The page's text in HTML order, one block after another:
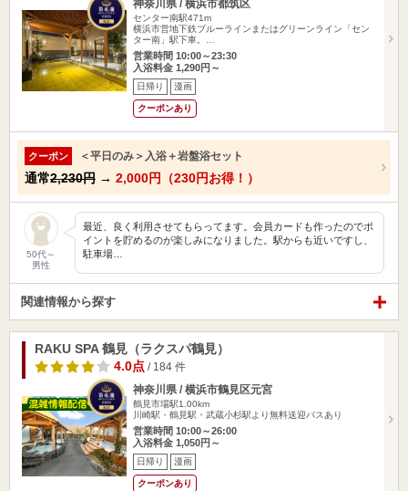
神奈川県 / 横浜市都筑区
センター南駅471m
横浜市営地下鉄ブルーラインまたはグリーンライン「セン
ター南」駅下車。…
営業時間 10:00～23:30
入浴料金 1,290円～
日帰り 漫画
クーポンあり
クーポン ＜平日のみ＞入浴＋岩盤浴セット
通常2,230円 → 2,000円（230円お得！）
50代～
男性
最近、良く利用させてもらってます。会員カードも作ったのでポ
イントを貯めるのが楽しみになりました。駅からも近いですし、
駐車場…
関連情報から探す
RAKU SPA 鶴見（ラクスパ鶴見）
4.0点 / 184 件
神奈川県 / 横浜市鶴見区元宮
鶴見市場駅1.00km
川崎駅・鶴見駅・武蔵小杉駅より無料送迎バスあり
営業時間 10:00～26:00
入浴料金 1,050円～
日帰り 漫画
クーポンあり